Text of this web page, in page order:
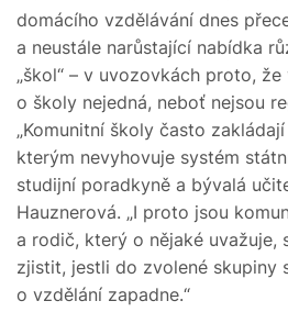
domácího vzdělávání dnes
a neustále narůstající nabídka
„škol“ – v uvozovkách proto,
o školy nejedná, neboť nejsou
„Komunitní školy často
kterým nevyhovuje systém
studijní poradkyně a bývalá
Hauznerová. „I proto jsou
a rodič, který o nějaké uvažuje,
zjistit, jestli do zvolené skupiny
o vzdělání zapadne.“